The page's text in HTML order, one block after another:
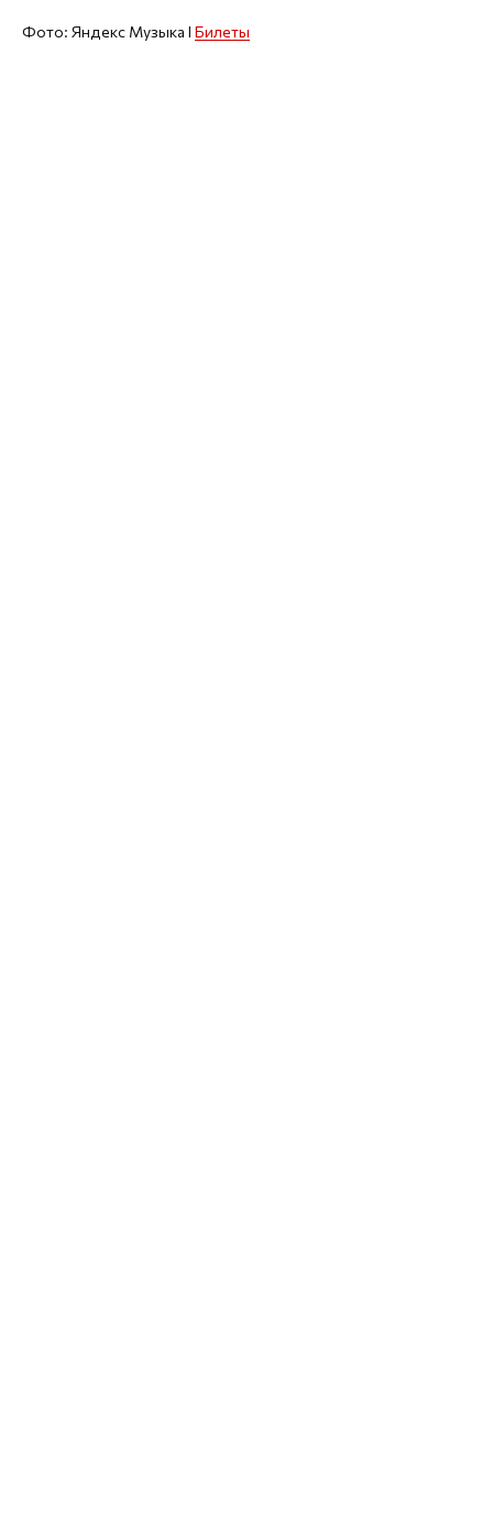
Фото: Яндекс Музыка I Билеты